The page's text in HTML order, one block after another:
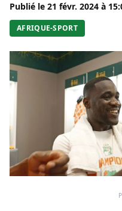
Publié le 21 févr. 2024 à
AFRIQUE-SPORT